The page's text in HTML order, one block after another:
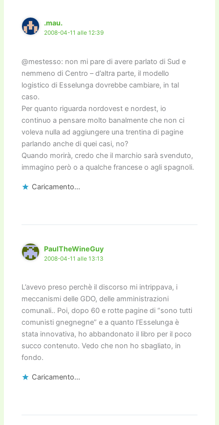
.mau.
2008-04-11 alle 12:39
@mestesso: non mi pare di avere parlato di Sud e
nemmeno di Centro – d’altra parte, il modello
logistico di Esselunga dovrebbe cambiare, in tal
caso.
Per quanto riguarda nordovest e nordest, io
continuo a pensare molto banalmente che non ci
voleva nulla ad aggiungere una trentina di pagine
parlando anche di quei casi, no?
Quando morirà, credo che il marchio sarà svenduto,
immagino però o a qualche francese o agli spagnoli.
Caricamento...
PaulTheWineGuy
2008-04-11 alle 13:13
L’avevo preso perchè il discorso mi intrippava, i
meccanismi delle GDO, delle amministrazioni
comunali.. Poi, dopo 60 e rotte pagine di “sono tutti
comunisti gnegnegne” e a quanto l’Esselunga è
stata innovativa, ho abbandonato il libro per il poco
succo contenuto. Vedo che non ho sbagliato, in
fondo.
Caricamento...